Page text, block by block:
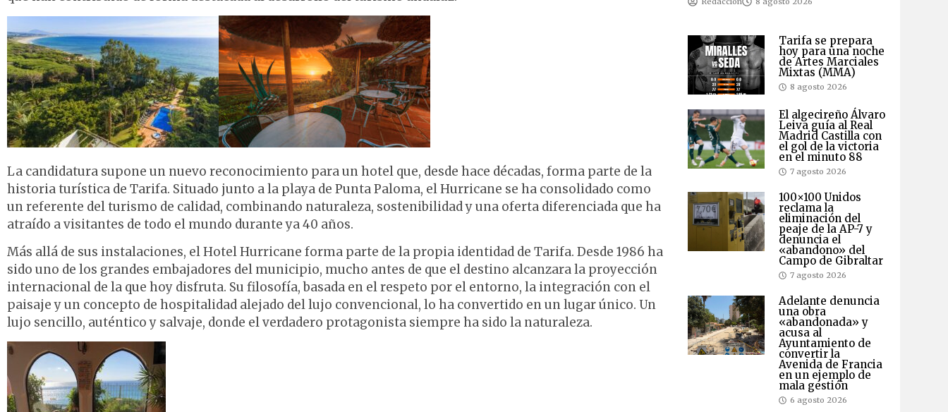
La candidatura supone un nuevo reconocimiento para un hotel que, desde hace décadas, forma parte de la
historia turística de Tarifa. Situado junto a la playa de Punta Paloma, el Hurricane se ha consolidado como
un referente del turismo de calidad, combinando naturaleza, sostenibilidad y una oferta diferenciada que ha
atraído a visitantes de todo el mundo durante ya 40 años.
Más allá de sus instalaciones, el Hotel Hurricane forma parte de la propia identidad de Tarifa. Desde 1986 ha
sido uno de los grandes embajadores del municipio, mucho antes de que el destino alcanzara la proyección
internacional de la que hoy disfruta. Su filosofía, basada en el respeto por el entorno, la integración con el
paisaje y un concepto de hospitalidad alejado del lujo convencional, lo ha convertido en un lugar único. Un
lujo sencillo, auténtico y salvaje, donde el verdadero protagonista siempre ha sido la naturaleza.
Tarifa se prepara
hoy para una noche
de Artes Marciales
Mixtas (MMA)
8 agosto 2026
El algecireño Álvaro
Leiva guía al Real
Madrid Castilla con
el gol de la victoria
en el minuto 88
7 agosto 2026
100×100 Unidos
reclama la
eliminación del
peaje de la AP-7 y
denuncia el
«abandono» del
Campo de Gibraltar
7 agosto 2026
Adelante denuncia
una obra
«abandonada» y
acusa al
Ayuntamiento de
convertir la
Avenida de Francia
en un ejemplo de
mala gestión
6 agosto 2026